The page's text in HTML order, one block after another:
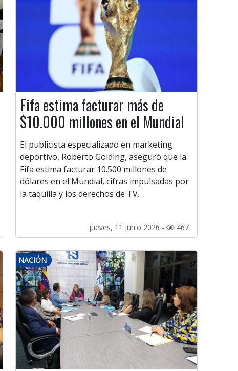
Fifa estima facturar más de
$10.000 millones en el Mundial
El publicista especializado en marketing
deportivo, Roberto Golding, aseguró que la
Fifa estima facturar 10.500 millones de
dólares en el Mundial, cifras impulsadas por
la taquilla y los derechos de TV.
jueves, 11 junio 2026 - 467
NACIÓN